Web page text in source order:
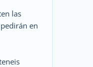
las
en